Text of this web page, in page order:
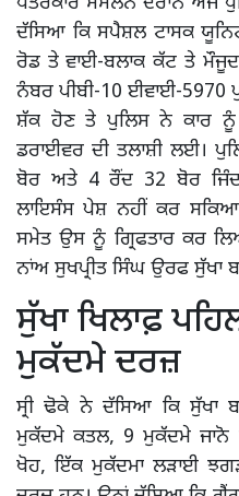
ਦੱਸਿਆ ਕਿ ਸਪੈਸ਼ਲ ਟਾਸਕ
ਰੋਡ ਤੇ ਵਾਈ-ਬਲਾਕ ਕੱਟ ਤੇ
ਨੰਬਰ ਪੀਬੀ-10 ਈਵਾਈ-5970
ਸ਼ੱਕ ਹੋਣ ਤੇ ਪੁਲਿਸ ਨੇ ਕਾਰ
ਡਰਾਈਵਰ ਦੀ ਤਲਾਸ਼ੀ ਲਈ।
ਬੋਰ ਅਤੇ 4 ਰੌਂਦ 32 ਬੋਰ
ਲਾਇਸੰਸ ਪੇਸ਼ ਨਹੀਂ ਕਰ
ਸਮੇਤ ਉਸ ਨੂੰ ਗ੍ਰਿਫਤਾਰ ਕਰ
ਨਾਂਅ ਸੁਖਪ੍ਰੀਤ ਸਿੰਘ ਉਰਫ ਸੁੱਖਾ
ਸੁੱਖਾ ਖਿਲਾਫ਼
ਮੁਕੱਦਮੇ ਦਰਜ਼
ਸ੍ਰੀ ਢੋਕੇ ਨੇ ਦੱਸਿਆ ਕਿ ਸੁੱਖਾ
ਮੁਕੱਦਮੇ ਕਤਲ, 9 ਮੁਕੱਦਮੇ ਜਾਨੋ
ਖੋਹ, ਇੱਕ ਮੁਕੱਦਮਾ ਲੜਾਈ